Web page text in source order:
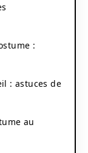
:
: astuces de
au